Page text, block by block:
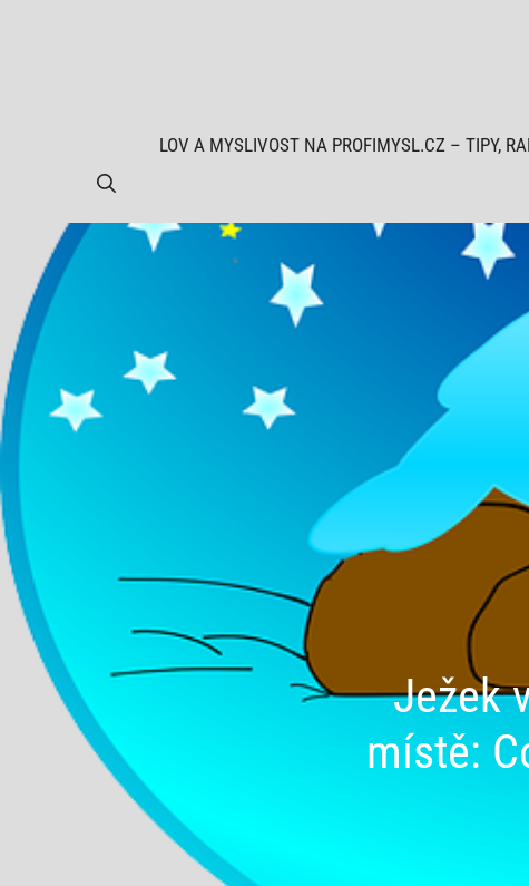
LOV A MYSLIVOST NA PROFIMYSL.CZ – TIPY,
Ježek
místě: